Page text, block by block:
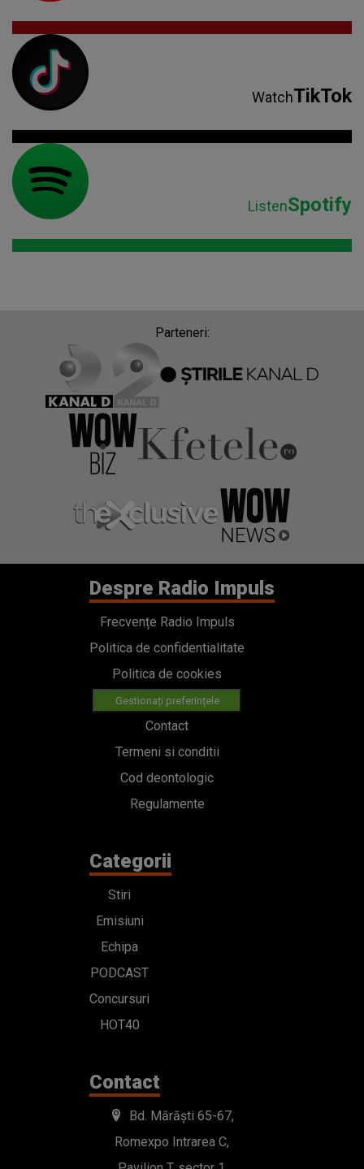
WatchTikTok
ListenSpotify
Parteneri:
Despre Radio Impuls
Frecvențe Radio Impuls
Politica de confidentialitate
Politica de cookies
Gestionați preferințele
Contact
Termeni si conditii
Cod deontologic
Regulamente
Categorii
Stiri
Emisiuni
Echipa
PODCAST
Concursuri
HOT40
Contact
Bd. Mărăști 65-67,
Romexpo Intrarea C,